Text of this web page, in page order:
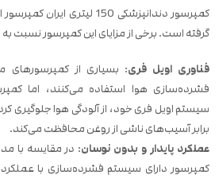
کمپرسور دندانپزشکی 150 لیتری
گرفته است. برخی از مزایای این کمپرسور نسبت
فناوری اویل فری: بسیاری از کمپرسورهای
فشرده‌سازی هوا استفاده می‌کنند، اما
سیستم اویل فری خود، از آلودگی هوا جلوگیری
برابر آسیب‌های ناشی از روغن محافظت می‌کند.
عملکرد پایدار و بدون نوسان: در مقایسه با
کمپرسور دارای سیستم فشرده‌سازی با